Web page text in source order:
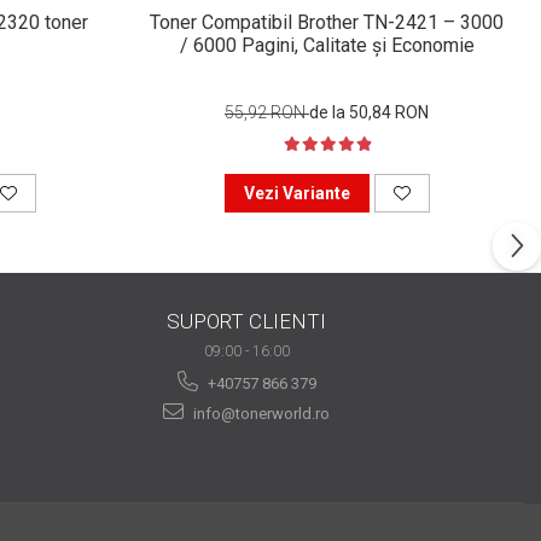
toner
Toner Compatibil Brother TN-2421 – 3000
/ 6000 Pagini, Calitate și Economie
55,92 RONde la 50,84 RON
Vezi Variante
SUPORT CLIENTI
09:00 - 16:00
+40757 866 379
info@tonerworld.ro